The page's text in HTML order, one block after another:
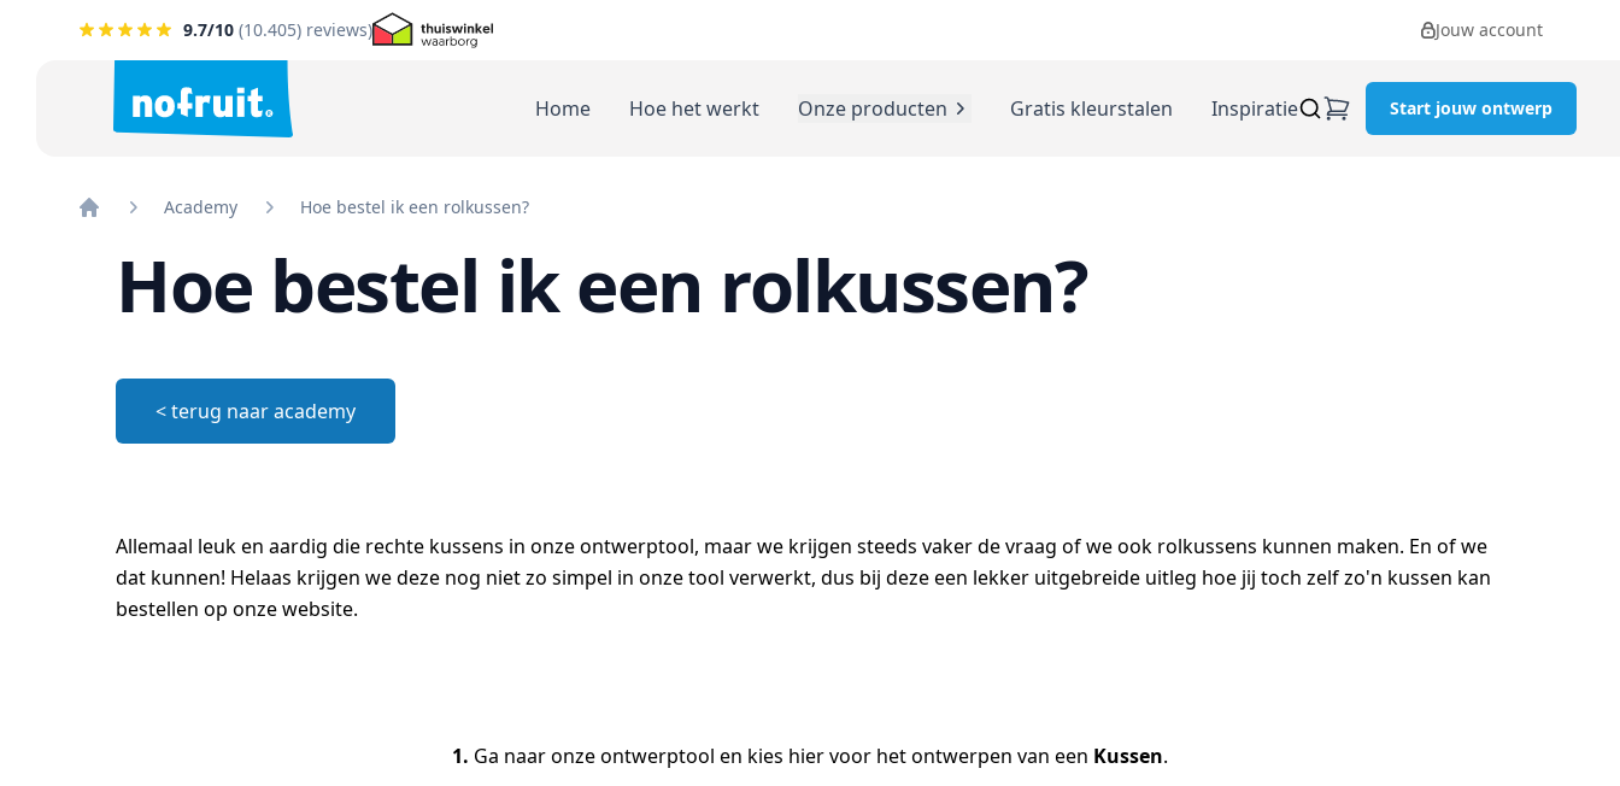
9.7/10 (10.405) reviews) Jouw account
Home Hoe het werkt Onze producten Gratis kleurstalen Inspiratie Start jouw ontwerp
Academy Hoe bestel ik een rolkussen?
Hoe bestel ik een rolkussen?
< terug naar academy
Allemaal leuk en aardig die rechte kussens in onze ontwerptool, maar we krijgen steeds vaker de vraag of we ook rolkussens kunnen maken. En of we
dat kunnen! Helaas krijgen we deze nog niet zo simpel in onze tool verwerkt, dus bij deze een lekker uitgebreide uitleg hoe jij toch zelf zo'n kussen kan
bestellen op onze website.
1. Ga naar onze ontwerptool en kies hier voor het ontwerpen van een Kussen.